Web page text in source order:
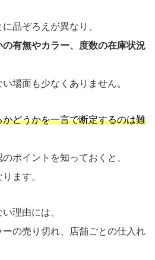
品ぞろえが異なり、
有無やカラー、度数の在庫状況
場面も少なくありません。
かどうかを一言で断定するのは難
ポイントを知っておくと、
ます。
理由には、
の売り切れ、店舗ごとの仕入れ